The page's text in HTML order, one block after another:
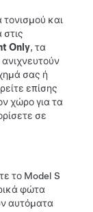
και
Only, τα
σας ή
επίσης
χώρο για τα
σε
το Model S
φώτα
αυτόματα